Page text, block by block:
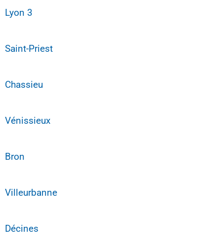
Lyon 3
Saint-Priest
Chassieu
Vénissieux
Bron
Villeurbanne
Décines